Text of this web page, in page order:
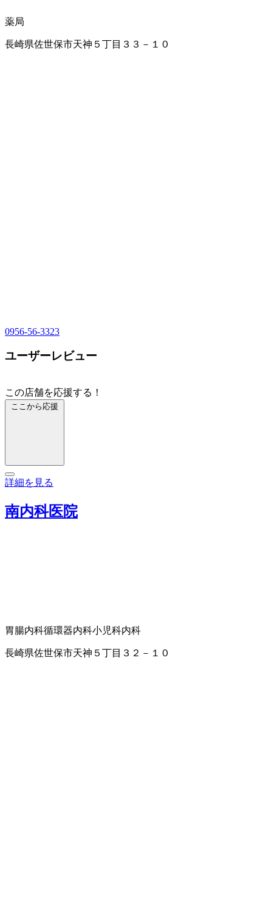
薬局
長崎県佐世保市天神５丁目３３－１０
0956-56-3323
ユーザーレビュー
この店舗を応援する！
ここから応援
詳細を見る
南内科医院
胃腸内科循環器内科小児科内科
長崎県佐世保市天神５丁目３２－１０